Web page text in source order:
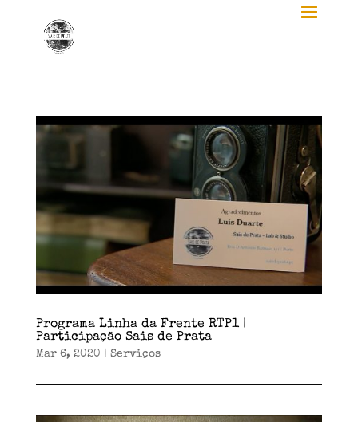
Programa Linha da Frente RTP1 |
Participação Sais de Prata
Mar 6, 2020 | Serviços